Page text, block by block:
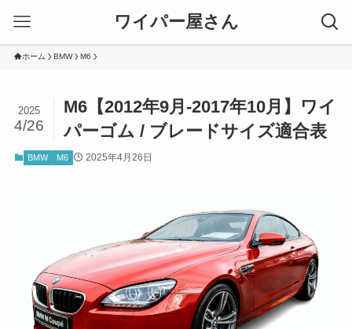
ワイパー屋さん
ホーム BMW M6
M6【2012年9月-2017年10月】ワイ
パーゴム / ブレードサイズ適合表
2025
4/26
BMW M6 2025年4月26日